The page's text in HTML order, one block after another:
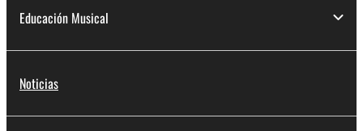
Educación Musical
Noticias